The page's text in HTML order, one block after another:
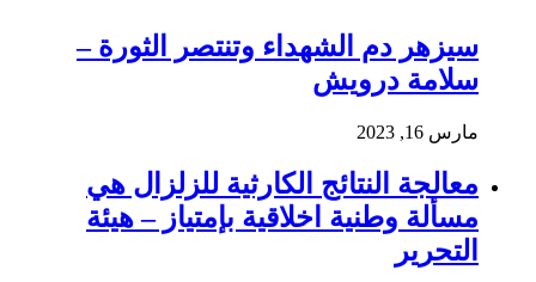
سيزهر دم الشهداء وتنتصر الثورة –
سلامة درويش
مارس 16, 2023
معالجة النتائج الكارثية للزلزال هي
مسألة وطنية اخلاقية بإمتياز – هيئة
التحرير